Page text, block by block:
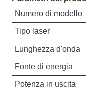
Numero di modello
Tipo laser
Lunghezza d'onda
Fonte di energia
Potenza in uscita